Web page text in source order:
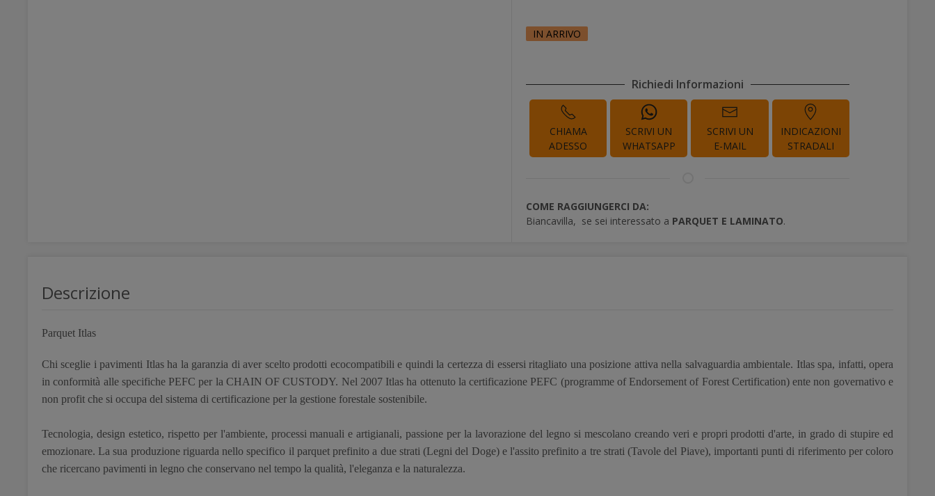
IN ARRIVO
Richiedi Informazioni
CHIAMA
ADESSO
SCRIVI UN
WHATSAPP
SCRIVI UN
E-MAIL
INDICAZIONI
STRADALI
COME RAGGIUNGERCI DA:
Biancavilla, se sei interessato a PARQUET E LAMINATO.
Descrizione
Parquet Itlas
Chi sceglie i pavimenti Itlas ha la garanzia di aver scelto prodotti ecocompatibili e quindi la certezza di essersi ritagliato una posizione attiva nella salvaguardia ambientale. Itlas spa, infatti, opera
in conformità alle specifiche PEFC per la CHAIN OF CUSTODY. Nel 2007 Itlas ha ottenuto la certificazione PEFC (programme of Endorsement of Forest Certification) ente non governativo e
non profit che si occupa del sistema di certificazione per la gestione forestale sostenibile.
Tecnologia, design estetico, rispetto per l'ambiente, processi manuali e artigianali, passione per la lavorazione del legno si mescolano creando veri e propri prodotti d'arte, in grado di stupire ed
emozionare. La sua produzione riguarda nello specifico il parquet prefinito a due strati (Legni del Doge) e l'assito prefinito a tre strati (Tavole del Piave), importanti punti di riferimento per coloro
che ricercano pavimenti in legno che conservano nel tempo la qualità, l'eleganza e la naturalezza.